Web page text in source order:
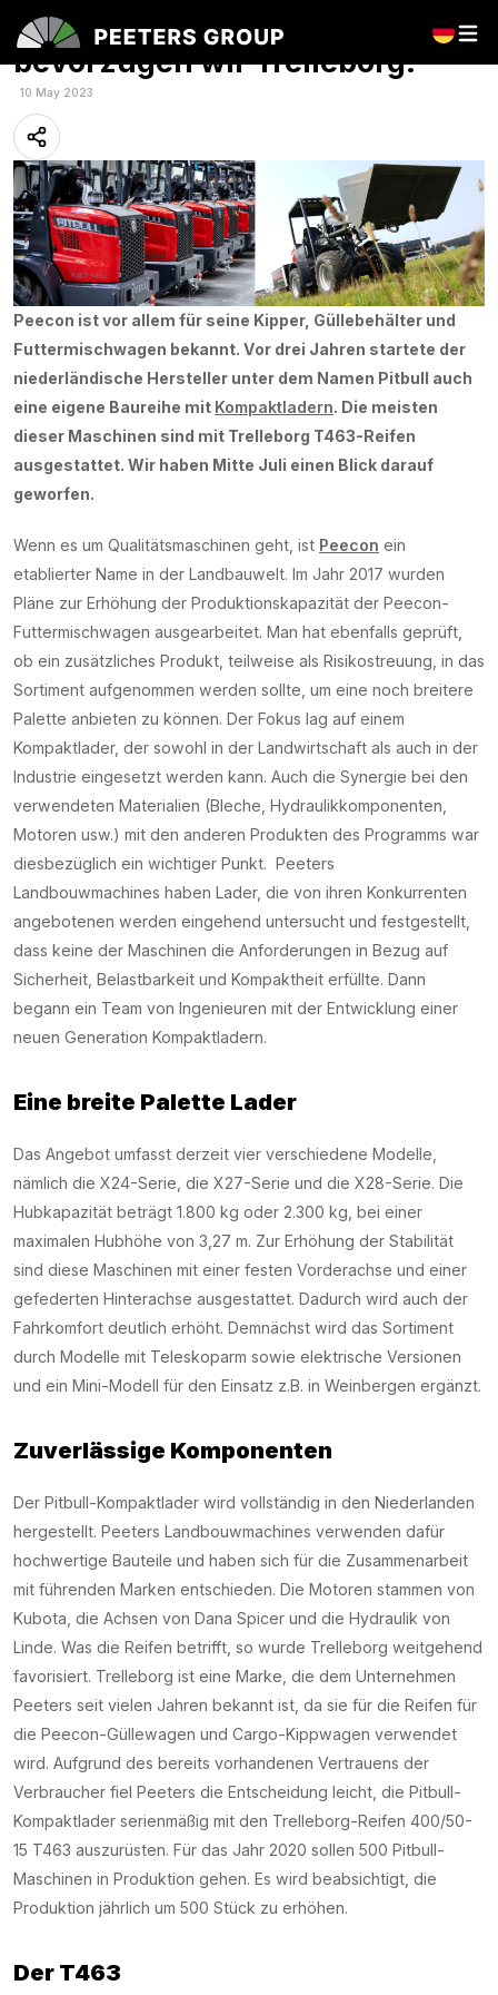
Für die Pitbull Kompaktlader
bevorzugen wir Trelleborg!
10 May 2023
Peecon ist vor allem für seine Kipper, Güllebehälter und
Futtermischwagen bekannt. Vor drei Jahren startete der
niederländische Hersteller unter dem Namen Pitbull auch
eine eigene Baureihe mit Kompaktladern. Die meisten
dieser Maschinen sind mit Trelleborg T463-Reifen
ausgestattet. Wir haben Mitte Juli einen Blick darauf
geworfen.
Wenn es um Qualitätsmaschinen geht, ist Peecon ein
etablierter Name in der Landbauwelt. Im Jahr 2017 wurden
Pläne zur Erhöhung der Produktionskapazität der Peecon-
Futtermischwagen ausgearbeitet. Man hat ebenfalls geprüft,
ob ein zusätzliches Produkt, teilweise als Risikostreuung, in das
Sortiment aufgenommen werden sollte, um eine noch breitere
Palette anbieten zu können. Der Fokus lag auf einem
Kompaktlader, der sowohl in der Landwirtschaft als auch in der
Industrie eingesetzt werden kann. Auch die Synergie bei den
verwendeten Materialien (Bleche, Hydraulikkomponenten,
Motoren usw.) mit den anderen Produkten des Programms war
diesbezüglich ein wichtiger Punkt. Peeters
Landbouwmachines haben Lader, die von ihren Konkurrenten
angebotenen werden eingehend untersucht und festgestellt,
dass keine der Maschinen die Anforderungen in Bezug auf
Sicherheit, Belastbarkeit und Kompaktheit erfüllte. Dann
begann ein Team von Ingenieuren mit der Entwicklung einer
neuen Generation Kompaktladern.
Eine breite Palette Lader
Das Angebot umfasst derzeit vier verschiedene Modelle,
nämlich die X24-Serie, die X27-Serie und die X28-Serie. Die
Hubkapazität beträgt 1.800 kg oder 2.300 kg, bei einer
maximalen Hubhöhe von 3,27 m. Zur Erhöhung der Stabilität
sind diese Maschinen mit einer festen Vorderachse und einer
gefederten Hinterachse ausgestattet. Dadurch wird auch der
Fahrkomfort deutlich erhöht. Demnächst wird das Sortiment
durch Modelle mit Teleskoparm sowie elektrische Versionen
und ein Mini-Modell für den Einsatz z.B. in Weinbergen ergänzt.
Zuverlässige Komponenten
Der Pitbull-Kompaktlader wird vollständig in den Niederlanden
hergestellt. Peeters Landbouwmachines verwenden dafür
hochwertige Bauteile und haben sich für die Zusammenarbeit
mit führenden Marken entschieden. Die Motoren stammen von
Kubota, die Achsen von Dana Spicer und die Hydraulik von
Linde. Was die Reifen betrifft, so wurde Trelleborg weitgehend
favorisiert. Trelleborg ist eine Marke, die dem Unternehmen
Peeters seit vielen Jahren bekannt ist, da sie für die Reifen für
die Peecon-Güllewagen und Cargo-Kippwagen verwendet
wird. Aufgrund des bereits vorhandenen Vertrauens der
Verbraucher fiel Peeters die Entscheidung leicht, die Pitbull-
Kompaktlader serienmäßig mit den Trelleborg-Reifen 400/50-
15 T463 auszurüsten. Für das Jahr 2020 sollen 500 Pitbull-
Maschinen in Produktion gehen. Es wird beabsichtigt, die
Produktion jährlich um 500 Stück zu erhöhen.
Der T463